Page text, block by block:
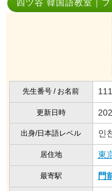
四ツ谷 韓国語教室｜
先生番号 / お名前
更新日時
出身/日本語レベル 인
居住地 東
最寄駅 門